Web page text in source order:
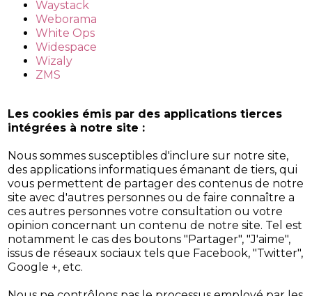
Waystack
Weborama
White Ops
Widespace
Wizaly
ZMS
Les cookies émis par des applications tierces
intégrées à notre site :
Nous sommes susceptibles d'inclure sur notre site,
des applications informatiques émanant de tiers, qui
vous permettent de partager des contenus de notre
site avec d'autres personnes ou de faire connaître a
ces autres personnes votre consultation ou votre
opinion concernant un contenu de notre site. Tel est
notamment le cas des boutons "Partager", "J'aime",
issus de réseaux sociaux tels que Facebook, "Twitter",
Google +, etc.